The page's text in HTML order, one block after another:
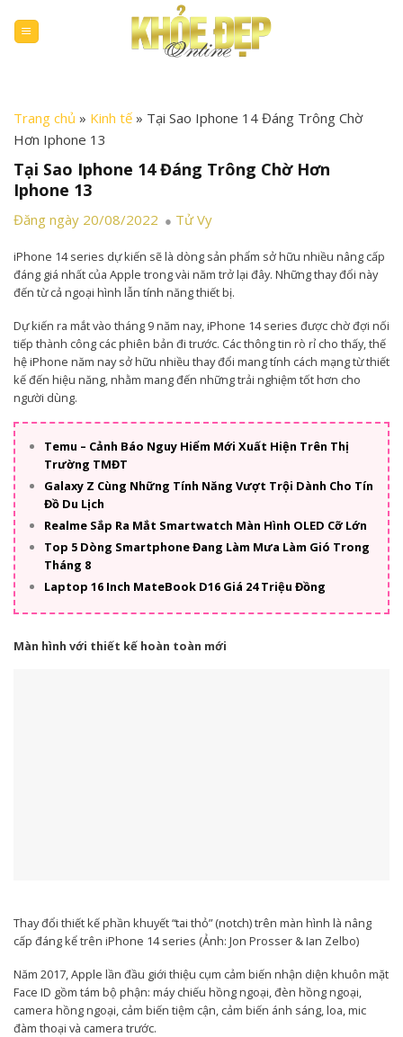
content
Trang chủ » Kinh tế » Tại Sao Iphone 14 Đáng Trông Chờ
Hơn Iphone 13
Tại Sao Iphone 14 Đáng Trông Chờ Hơn
Iphone 13
Đăng ngày 20/08/2022 Tử Vy
iPhone 14 series dự kiến sẽ là dòng sản phẩm sở hữu nhiều nâng cấp
đáng giá nhất của Apple trong vài năm trở lại đây. Những thay đổi này
đến từ cả ngoại hình lẫn tính năng thiết bị.
Dự kiến ra mắt vào tháng 9 năm nay, iPhone 14 series được chờ đợi nối
tiếp thành công các phiên bản đi trước. Các thông tin rò rỉ cho thấy, thế
hệ iPhone năm nay sở hữu nhiều thay đổi mang tính cách mạng từ thiết
kế đến hiệu năng, nhằm mang đến những trải nghiệm tốt hơn cho
người dùng.
Temu – Cảnh Báo Nguy Hiểm Mới Xuất Hiện Trên Thị
Trường TMĐT
Galaxy Z Cùng Những Tính Năng Vượt Trội Dành Cho Tín
Đồ Du Lịch
Realme Sắp Ra Mắt Smartwatch Màn Hình OLED Cỡ Lớn
Top 5 Dòng Smartphone Đang Làm Mưa Làm Gió Trong
Tháng 8
Laptop 16 Inch MateBook D16 Giá 24 Triệu Đồng
Màn hình với thiết kế hoàn toàn mới
Thay đổi thiết kế phần khuyết “tai thỏ” (notch) trên màn hình là nâng
cấp đáng kể trên iPhone 14 series (Ảnh: Jon Prosser & Ian Zelbo)
Năm 2017, Apple lần đầu giới thiệu cụm cảm biến nhận diện khuôn mặt
Face ID gồm tám bộ phận: máy chiếu hồng ngoại, đèn hồng ngoại,
camera hồng ngoại, cảm biến tiệm cận, cảm biến ánh sáng, loa, mic
đàm thoại và camera trước.